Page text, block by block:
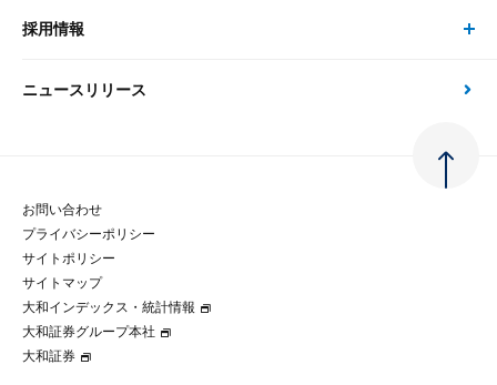
大和総研の強み
先端テクノロジーに基づく新たな価値の創出
政策分析
金融経済教育等
コラム
次世代社会への貢献
マルチステークホルダー方針
パートナーシップ構築宣言
会社情報 トップ
会社概要・役員一覧
大和総研の歩み
グループ会社
採用情報
採用情報 トップ
経験者採用
ニュースリリース
お問い合わせ
プライバシーポリシー
サイトポリシー
サイトマップ
大和インデックス・統計情報
大和証券グループ本社
大和証券